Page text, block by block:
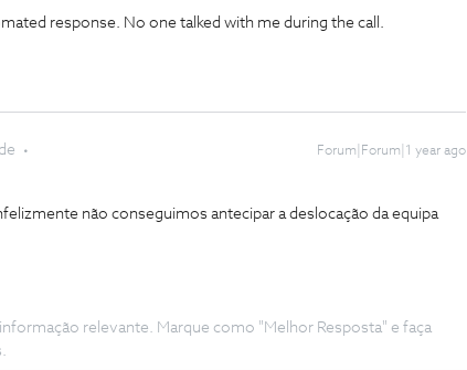
response. No one talked with me during the call.
Forum|Forum|1 year ago
não conseguimos antecipar a deslocação da equipa
relevante. Marque como "Melhor Resposta" e faça